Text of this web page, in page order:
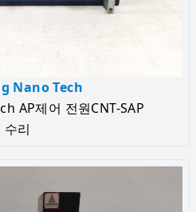
Nano Tech
AP제어 전원CNT-SAP
수리